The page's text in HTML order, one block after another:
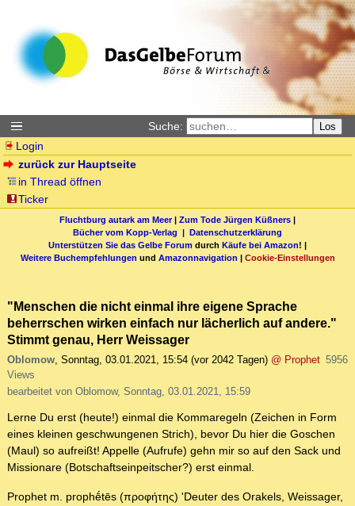
Suche: Los
Login
zurück zur Hauptseite
in Thread öffnen
Ticker
Fluchtburg autark am Meer| Zum Tode Jürgen Küßners |
Bücher vom Kopp-Verlag | Datenschutzerklärung
Unterstützen Sie das Gelbe Forum durch Käufe bei Amazon! |
Weitere Buchempfehlungen und Amazonnavigation | Cookie-Einstellungen
"Menschen die nicht einmal ihre eigene Sprache
beherrschen wirken einfach nur lächerlich auf andere."
Stimmt genau, Herr Weissager
Oblomow, Sonntag, 03.01.2021, 15:54 (vor 2042 Tagen) @ Prophet 5956
Views
bearbeitet von Oblomow, Sonntag, 03.01.2021, 15:59
Lerne Du erst (heute!) einmal die Kommaregeln (Zeichen in Form
eines kleinen geschwungenen Strich), bevor Du hier die Goschen
(Maul) so aufreißt! Appelle (Aufrufe) gehn mir so auf den Sack und
Missionare (Botschaftseinpeitscher?) erst einmal.
Prophet m. prophḗtēs (προφήτης) 'Deuter des Orakels, Weissager,